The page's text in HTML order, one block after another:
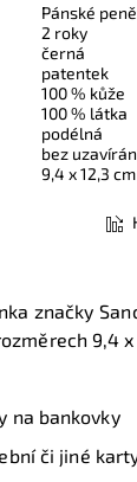
Pánské
2 roky
černá
patentek
100 % kůže
100 % látka
podélná
bez
9,4 x 12,3 cm
značky
9,4 x
na bankovky
či jiné